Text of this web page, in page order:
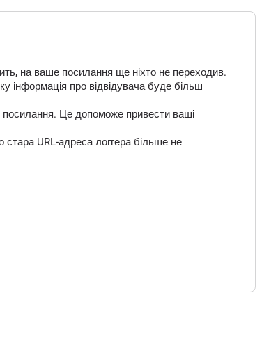
на ваше посилання ще ніхто не переходив.
інформація про відвідувача буде більш
посилання. Це допоможе привести ваші
URL-адреса логгера більше не